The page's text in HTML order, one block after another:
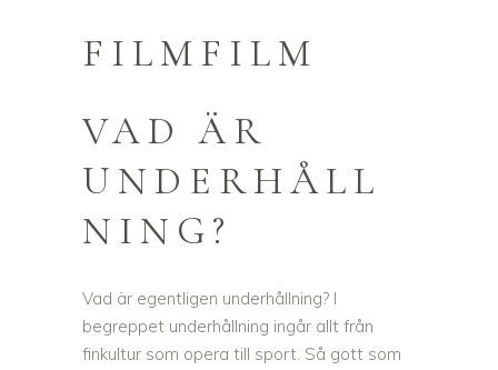
FILMFILM
VAD ÄR
UNDERHÅLL
NING?
Vad är egentligen underhållning? I
begreppet underhållning ingår allt från
finkultur som opera till sport. Så gott som